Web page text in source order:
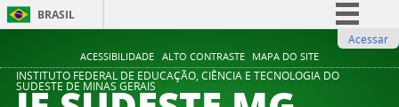
ACESSIBILIDADE ALTO CONTRASTE MAPA DO SITE
BRASIL
Comunica BR
Participe
Acessar
INSTITUTO FEDERAL DE EDUCAÇÃO, CIÊNCIA E TECNOLOGIA DO
SUDESTE DE MINAS GERAIS